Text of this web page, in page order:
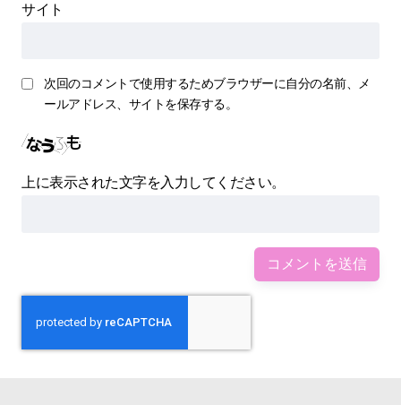
サイト
次回のコメントで使用するためブラウザーに自分の名前、メ
ールアドレス、サイトを保存する。
上に表示された文字を入力してください。